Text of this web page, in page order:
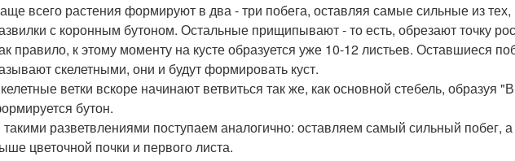
всего растения формируют в два - три побега, оставляя самые сильные из
с коронным бутоном. Остальные прищипывают - то есть, обрезают точку
правило, к этому моменту на кусте образуется уже 10-12 листьев. Оставшиеся
скелетными, они и будут формировать куст.
ветки вскоре начинают ветвиться так же, как основной стебель, образуя
бутон.
разветвлениями поступаем аналогично: оставляем самый сильный
цветочной почки и первого листа.